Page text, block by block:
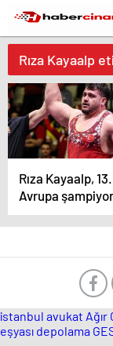
Rıza Kayaalp
Rıza Kayaalp,
Avrupa
olarak dünya
kırdı!
istanbul avukat Ağır
eşyası depolama